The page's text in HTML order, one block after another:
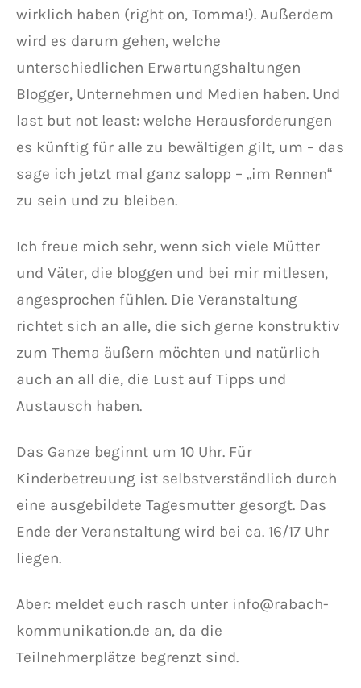
wirklich haben (right on, Tomma!). Außerdem
wird es darum gehen, welche
unterschiedlichen Erwartungshaltungen
Blogger, Unternehmen und Medien haben. Und
last but not least: welche Herausforderungen
es künftig für alle zu bewältigen gilt, um – das
sage ich jetzt mal ganz salopp – „im Rennen“
zu sein und zu bleiben.
Ich freue mich sehr, wenn sich viele Mütter
und Väter, die bloggen und bei mir mitlesen,
angesprochen fühlen. Die Veranstaltung
richtet sich an alle, die sich gerne konstruktiv
zum Thema äußern möchten und natürlich
auch an all die, die Lust auf Tipps und
Austausch haben.
Das Ganze beginnt um 10 Uhr. Für
Kinderbetreuung ist selbstverständlich durch
eine ausgebildete Tagesmutter gesorgt. Das
Ende der Veranstaltung wird bei ca. 16/17 Uhr
liegen.
Aber: meldet euch rasch unter info@rabach-
kommunikation.de an, da die
Teilnehmerplätze begrenzt sind.